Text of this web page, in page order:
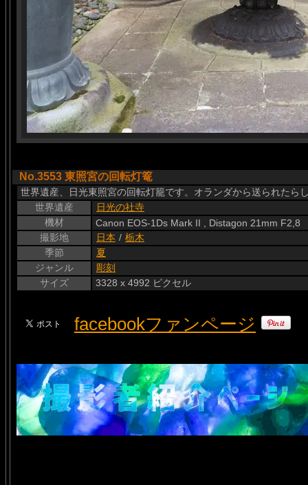
No.3553 東照宮の回転灯篭
世界遺産、日光東照宮の回転灯籠です。オランダから送られたら
世界遺産
日光の社寺
機材
Canon EOS-1Ds Mark II , Distagon 21mm F2,8
撮影地
日本 / 栃木
季節
夏
ジャンル
彫刻
サイズ
3328 x 4992 ピクセル
facebookファンページ